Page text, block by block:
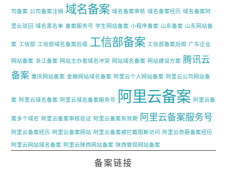
司备案 公司备案注销 域名备案 域名备案审核 域名备案经历 域名备案阿
里云驳回 域名黑名单 备案服务号 学生网站备案 小程序备案 山东备案 山东网站备
案 工信部 工信部域名备案后缀 工信部备案 工信部备案后缀 广东企业
网站备案 浙江备案 网站主办者域名冲突 网站域名备案 网站建设方案 腾讯云
备案 重庆网站备案 金融网站域名备案 阿里云个人网站备案 阿里云公司网站备
案 阿里云域名备案 阿里云域名备案服务号 阿里云备案 阿里云备
案多个域名 阿里云备案审核验证 阿里云备案有效期 阿里云备案服务号
阿里云备案经历 阿里云备案网站 阿里云备案被拦截阻断访问 阿里云奇葩备案经历
阿里云网站域名备案 阿里云陕西网站备案 陕西管局网站备案
备案链接